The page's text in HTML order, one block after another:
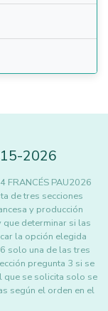
-2026
FRANCÉS PAU2026
de tres secciones
y producción
que determinar si las
la opción elegida
solo una de las tres
pregunta 3 si se
que se solicita solo se
según el orden en el